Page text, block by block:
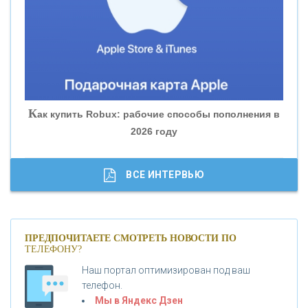
«БАНК ГЛОБЭКС»
«СОВКОМБАНК»
«ГАЗПРОМБАНК»
«МОСКОВСКИЙ КРЕДИТНЫЙ БАНК»
«БАНК ВОЗРОЖДЕНИЕ»
Как купить Robux: рабочие способы пополнения в
2026 году
Банки.ру обновил логотип впервые за 19 лет -
ВСЕ ИНТЕРВЬЮ
ПРЕДПОЧИТАЕТЕ СМОТРЕТЬ НОВОСТИ ПО
ТЕЛЕФОНУ?
Наш портал оптимизирован под ваш
телефон.
Мы в Яндекс Дзен